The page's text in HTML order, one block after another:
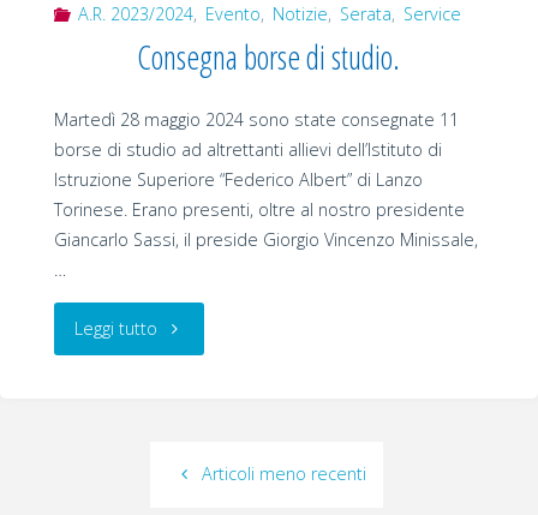
a
mondiale"
A.R. 2023/2024, Evento, Notizie, Serata, Service
Consegna borse di studio.
Martedì 28 maggio 2024 sono state consegnate 11
borse di studio ad altrettanti allievi dell’Istituto di
Istruzione Superiore “Federico Albert” di Lanzo
Torinese. Erano presenti, oltre al nostro presidente
Giancarlo Sassi, il preside Giorgio Vincenzo Minissale,
…
Leggi tutto "Consegna
studio."Articoli meno recenti